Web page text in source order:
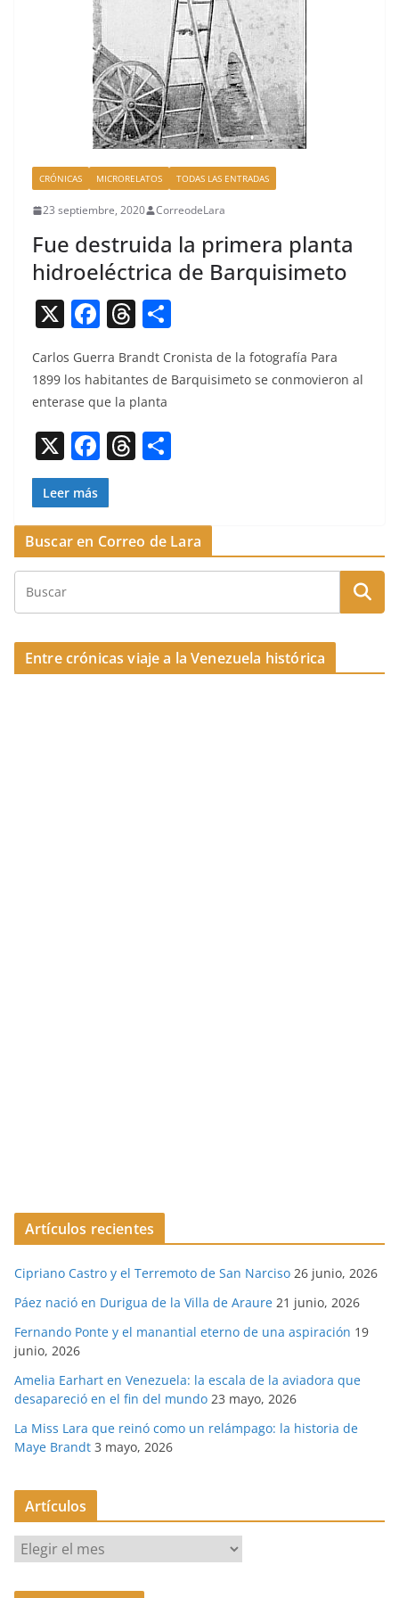
CRÓNICAS MICRORELATOS TODAS LAS ENTRADAS
23 septiembre, 2020 CorreodeLara
Fue destruida la primera planta
hidroeléctrica de Barquisimeto
X F
c
e
b
o
o
k
T
h
re
a
d
s
m
Car­los Guer­ra Brandt Cro­nista de la fotografía Para
1899 los habi­tantes de Bar­quisime­to se con­movieron al
enterase que la planta
X F
a
c
e
b
o
k
T
a
d
p
ar
Leer más
Buscar en Correo de Lara
Entre crónicas viaje a la Venezuela histórica
Artículos recientes
Cipriano Castro y el Terremoto de San Narciso 26 junio, 2026
Páez nació en Durigua de la Villa de Araure 21 junio, 2026
Fernando Ponte y el manantial eterno de una aspiración 19
junio, 2026
Amelia Earhart en Venezuela: la escala de la aviadora que
desapareció en el fin del mundo 23 mayo, 2026
La Miss Lara que reinó como un relámpago: la historia de
Maye Brandt 3 mayo, 2026
Artículos
t